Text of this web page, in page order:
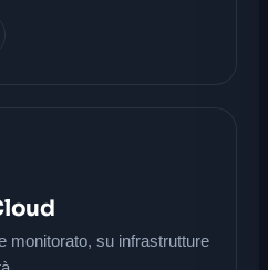
monitorato, su infrastrutture